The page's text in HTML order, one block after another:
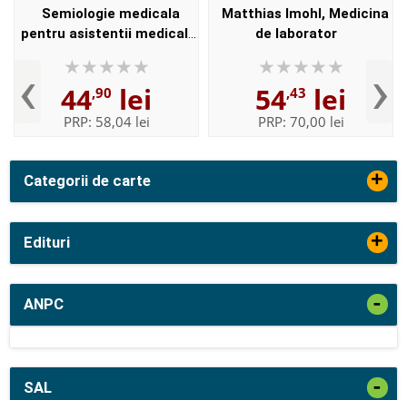
Categorii de carte +
Edituri +
ANPC -
SAL -
‹
Semiologie medicala
pentru asistentii medicali
Mihaela Vasile
44,90 lei
PRP: 58,04 lei
Matthias Imohl, Medicina
de laborator
54,43 lei
PRP: 70,00 lei ›